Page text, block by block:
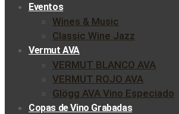
Eventos
Wines & Music
Classic Wine Jazz
Vermut AVA
VERMUT BLANCO AVA
VERMUT ROJO AVA
Glögg AVA Vino Especiado
Copas de Vino Grabadas